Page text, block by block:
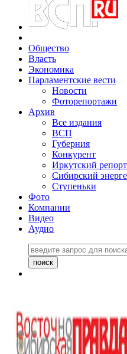
Общество
Власть
Экономика
Парламентские вести
Новости
Фоторепортажи
Архив
Все издания
ВСП
Губерния
Конкурент
Иркутский
Сибирский
Ступеньки
Фото
Компании
Видео
Аудио